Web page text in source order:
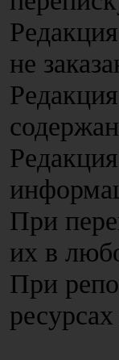
не
При
их в
При